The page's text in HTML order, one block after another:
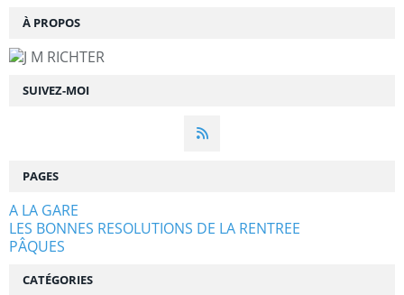
SUIVEZ-MOI
À PROPOS
PAGES
A LA GARE
LES BONNES RESOLUTIONS DE LA RENTREE
PÂQUES
CATÉGORIES